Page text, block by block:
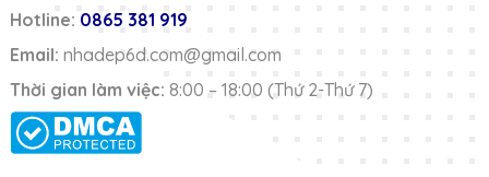
Hotline: 0865 381 919
Email: nhadep6d.com@gmail.com
Thời gian làm việc: 8:00 – 18:00 (Thứ 2-Thứ 7)